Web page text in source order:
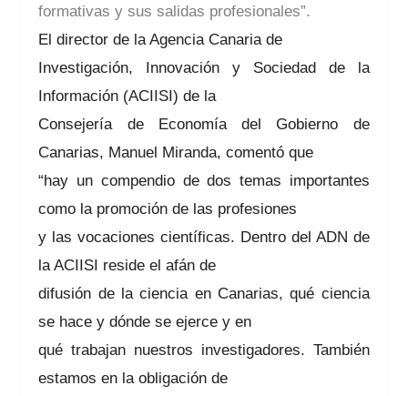
formativas y sus salidas profesionales”.
El director de la Agencia Canaria de
Investigación, Innovación y Sociedad de la
Información (ACIISI) de la
Consejería de Economía del Gobierno de
Canarias, Manuel Miranda, comentó que
“hay un compendio de dos temas importantes
como la promoción de las profesiones
y las vocaciones científicas. Dentro del ADN de
la ACIISI reside el afán de
difusión de la ciencia en Canarias, qué ciencia
se hace y dónde se ejerce y en
qué trabajan nuestros investigadores. También
estamos en la obligación de